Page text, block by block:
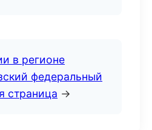
в регионе
федеральный
страница →